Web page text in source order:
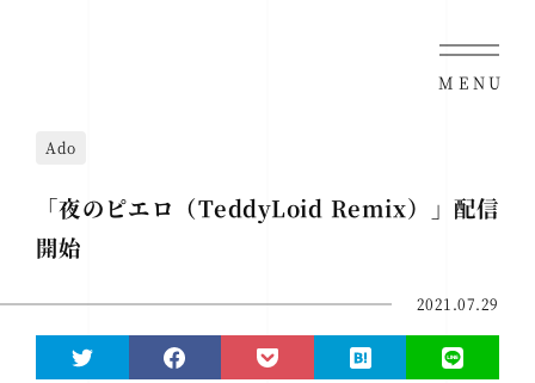
MENU
Ado
「夜のピエロ（TeddyLoid Remix）」配信
開始
2021.07.29